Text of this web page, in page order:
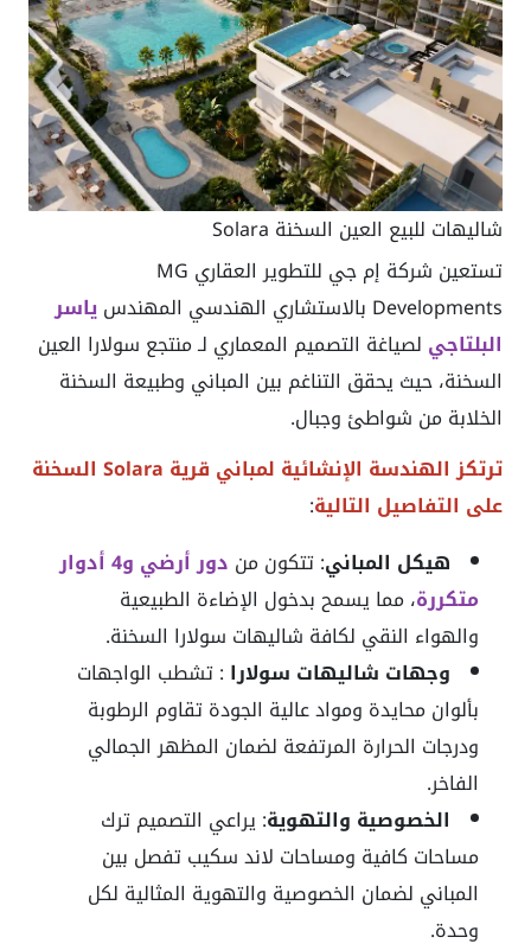
شاليهات للبيع العين السخنة Solara
تستعين شركة إم جي للتطوير العقاري MG
Developments بالاستشاري الهندسي المهندس
ياسر
البلتاجي لصياغة التصميم المعماري لـ منتجع سولارا العين
السخنة، حيث يحقق التناغم بين المباني وطبيعة السخنة
الخلابة من شواطئ وجبال.
ترتكز الهندسة الإنشائية لمباني قرية Solara السخنة
على التفاصيل التالية:
هيكل المباني: تتكون من
دور أرضي و4 أدوار
متكررة، مما يسمح بدخول الإضاءة الطبيعية
والهواء النقي لكافة شاليهات سولارا السخنة.
وجهات شاليهات سولارا : تشطب الواجهات
بألوان محايدة ومواد عالية الجودة تقاوم الرطوبة
ودرجات الحرارة المرتفعة لضمان المظهر الجمالي
الفاخر.
الخصوصية والتهوية: يراعي التصميم ترك
مساحات كافية ومساحات لاند سكيب تفصل بين
المباني لضمان الخصوصية والتهوية المثالية لكل
وحدة.